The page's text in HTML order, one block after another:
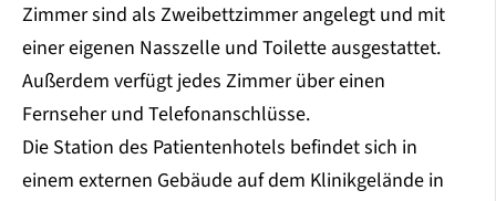
Zimmer sind als Zweibettzimmer angelegt und mit
einer eigenen Nasszelle und Toilette ausgestattet.
Außerdem verfügt jedes Zimmer über einen
Fernseher und Telefonanschlüsse.
Die Station des Patientenhotels befindet sich in
einem externen Gebäude auf dem Klinikgelände in